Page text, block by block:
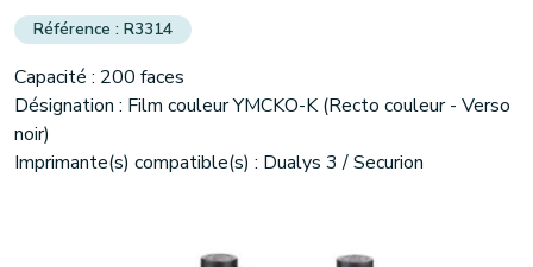
R3314
Capacité : 200 faces
Désignation : Film couleur YMCKO-K (Recto couleur - Verso
noir)
Imprimante(s) compatible(s) : Dualys 3 / Securion